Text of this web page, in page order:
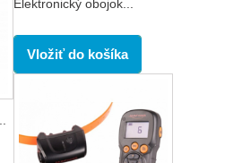
Elektronický obojok...
Vložiť do košíka